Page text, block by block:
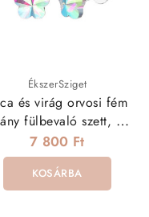
ÉkszerSziget
és virág orvosi fém
fülbevaló szett, AB
kristályokkal
7 800 Ft
KOSÁRBA